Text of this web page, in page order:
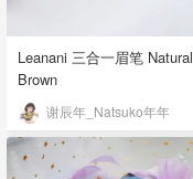
Leanani 三合一眉笔 Natural
Brown
谢辰年_Natsuko年年